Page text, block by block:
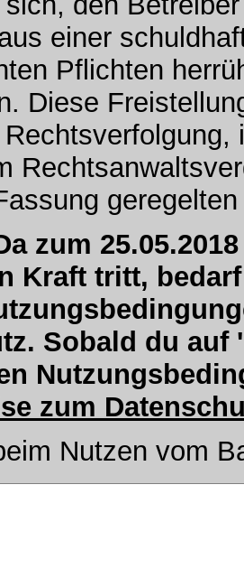
einer
Pflichten
Diese
zum
Kraft tritt,
Sobald du
zum
Nutzen vom